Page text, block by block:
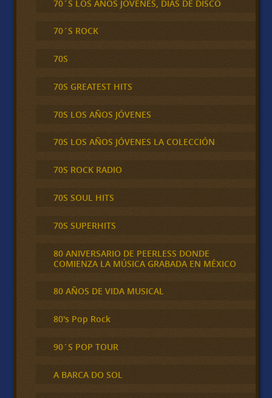
70´S LOS AÑOS JOVENES, DIAS DE DISCO
70´S ROCK
70S
70S GREATEST HITS
70S LOS AÑOS JÓVENES
70S LOS AÑOS JÓVENES LA COLECCIÓN
70S ROCK RADIO
70S SOUL HITS
70S SUPERHITS
80 ANIVERSARIO DE PEERLESS DONDE
COMIENZA LA MÚSICA GRABADA EN MÉXICO
80 AÑOS DE VIDA MUSICAL
80's Pop Rock
90´S POP TOUR
A BARCA DO SOL